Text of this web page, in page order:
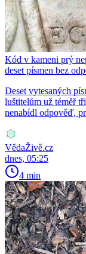
Kód v kameni prý
deset písmen bez
Deset vytesaných
luštitelům už téměř
nenabídl odpověď,
VědaŽivě.cz
dnes, 05:25
4 min